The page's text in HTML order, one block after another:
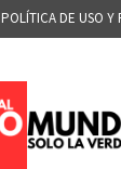
POLÍTICA DE USO Y